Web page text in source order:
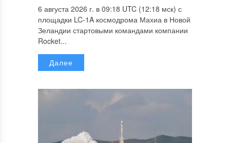
6 августа 2026 г. в 09:18 UTC (12:18 мск) с
площадки LC-1A космодрома Махиа в Новой
Зеландии стартовыми командами компании
Rocket...
Далее